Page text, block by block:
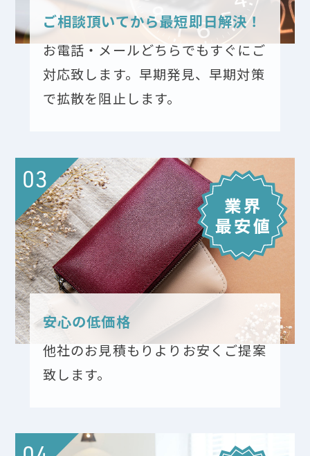
ご相談頂いてから最短即日解決！
お電話・メールどちらでもすぐにご
対応致します。早期発見、早期対策
で拡散を阻止します。
03
安心の低価格
他社のお見積もりよりお安くご提案
致します。